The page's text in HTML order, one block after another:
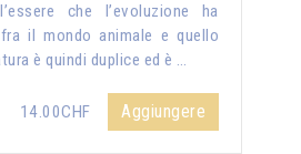
che l’evoluzione ha
il mondo animale e quello
è quindi duplice ed è …
14.00CHF Aggiungere